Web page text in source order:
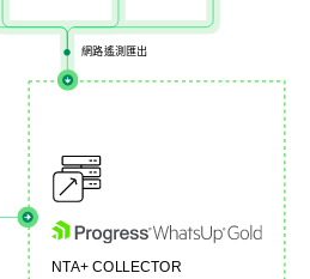
NTA+ COLLECTOR
網路遙測匯出